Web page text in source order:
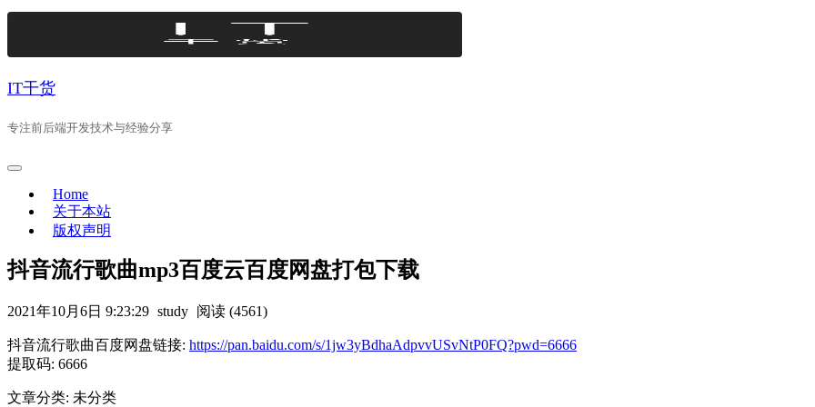
Skip
IT干货
专注前后端开发技术与经验分享
Home
关于本站
版权声明
抖音流行歌曲mp3百度云百度网盘打包下载
2021年10月6日 9:23:29 study 阅读 (4561)
抖音流行歌曲百度网盘链接: https://pan.baidu.com/s/1jw3yBdhaAdpvvUSvNtP0FQ?pwd=6666
提取码: 6666
文章分类: 未分类